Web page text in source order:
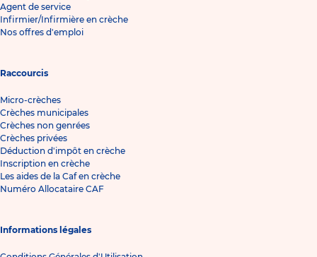
Agent de service
Infirmier/Infirmière en crèche
Nos offres d'emploi
Raccourcis
Micro-crèches
Crèches municipales
Crèches non genrées
Crèches privées
Déduction d'impôt en crèche
Inscription en crèche
Les aides de la Caf en crèche
Numéro Allocataire CAF
Informations légales